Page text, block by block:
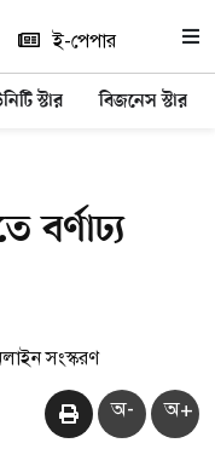
ই-পেপার
স্টার বিজনেস স্টার
বর্ণাঢ্য
সংস্করণ
অ- অ+